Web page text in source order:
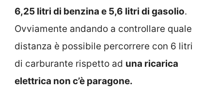
6,25 litri di benzina e 5,6 litri di gasolio.
Ovviamente andando a controllare quale
distanza è possibile percorrere con 6 litri
di carburante rispetto ad una ricarica
elettrica non c’è paragone.